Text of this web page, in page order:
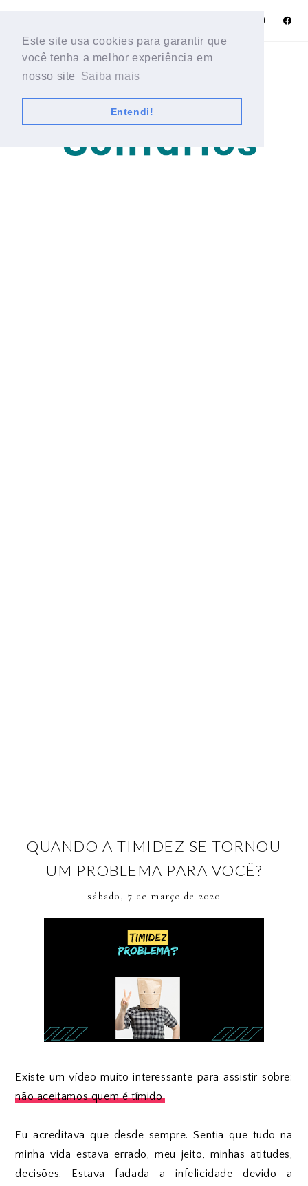
Este site usa cookies para garantir que
você tenha a melhor experiência em
nosso site
Saiba mais
Entendi!
Este site usa cookies para garantir que
você tenha a melhor experiência em
nosso site
Saiba mais
Entendi!
QUANDO A TIMIDEZ SE TORNOU
UM PROBLEMA PARA VOCÊ?
sábado, 7 de março de 2020
Existe um vídeo muito interessante para assistir sobre:
não aceitamos quem é tímido.
Eu acreditava que desde sempre. Sentia que tudo na
minha vida estava errado, meu jeito, minhas atitudes,
decisões. Estava fadada a infelicidade devido a